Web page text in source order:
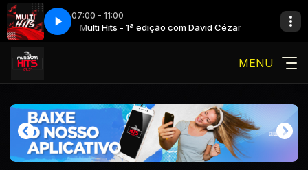
07:00 - 11:00
Cézar Multi Hits - 1ª edição com David Cézar
MENU